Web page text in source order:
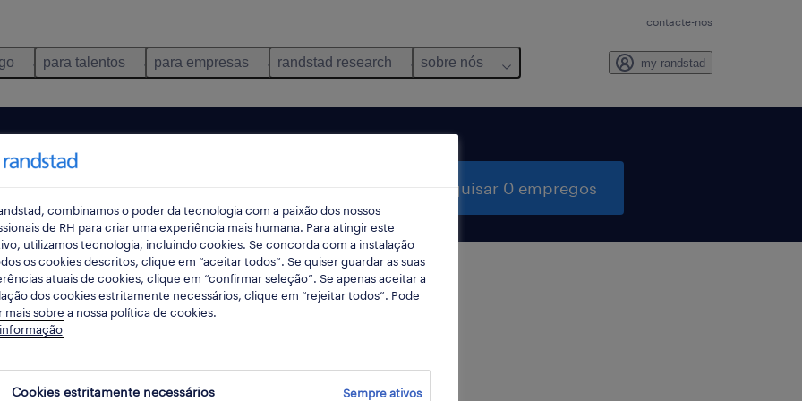
contacte-nos
para talentos para empresas randstad research sobre nós my randstad
pesquisar 0 empregos
resultados para a sua pesquisa.
combinamos o poder da tecnologia com a paixão dos nossos
de RH para criar uma experiência mais humana. Para atingir este
utilizamos tecnologia, incluindo cookies. Se concorda com a instalação
os cookies descritos, clique em “aceitar todos”. Se quiser guardar as suas
atuais de cookies, clique em “confirmar seleção”. Se apenas aceitar a
dos cookies estritamente necessários, clique em “rejeitar todos”. Pode
mais sobre a nossa política de cookies.
Cookies estritamente necessários Sempre ativos